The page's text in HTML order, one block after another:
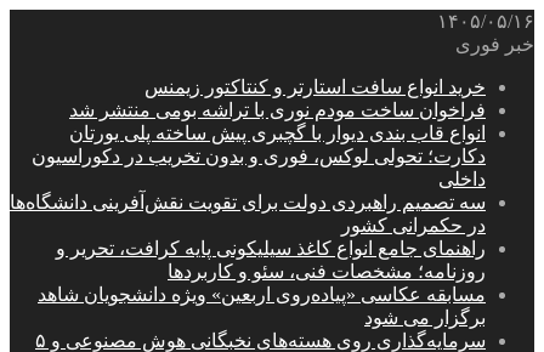
۱۴۰۵/۰۵/۱۶
خبر فوری
خرید انواع سافت استارتر و کنتاکتور زیمنس
فراخوان ساخت مودم نوری با تراشه بومی منتشر شد
انواع قاب بندی دیوار با گچبری پیش ساخته پلی یورتان
دکارت؛ تحولی لوکس، فوری و بدون تخریب در دکوراسیون
داخلی
سه تصمیم راهبردی دولت برای تقویت نقش‌آفرینی دانشگاه‌ها
در حکمرانی کشور
راهنمای جامع انواع کاغذ سیلیکونی پایه کرافت، تحریر و
روزنامه؛ مشخصات فنی، سئو و کاربردها
مسابقه عکاسی «پیاده‌روی اربعین» ویژه دانشجویان شاهد
برگزار می شود
سرمایه‌گذاری روی هسته‌های نخبگانی هوش مصنوعی و ۵